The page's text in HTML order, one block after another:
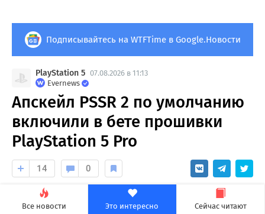
Все новости Это интересно Сейчас читают
Подписывайтесь на WTFTime в Google.Новости
PlayStation 5 07.08.2026 в 11:13
Evernews
Апскейл PSSR 2 по умолчанию
включили в бете прошивки
PlayStation 5 Pro
14 0
Раньше апскейл был по умолчанию выключен.